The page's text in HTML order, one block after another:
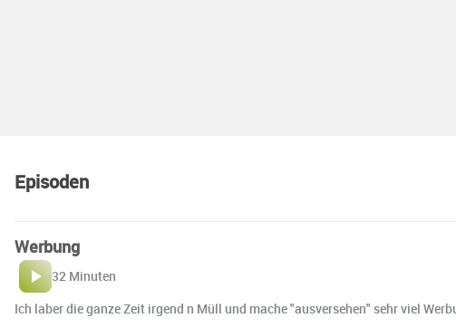
Episoden
Werbung
32 Minuten
Ich laber die ganze Zeit irgend n Müll und mache "ausversehen" sehr viel